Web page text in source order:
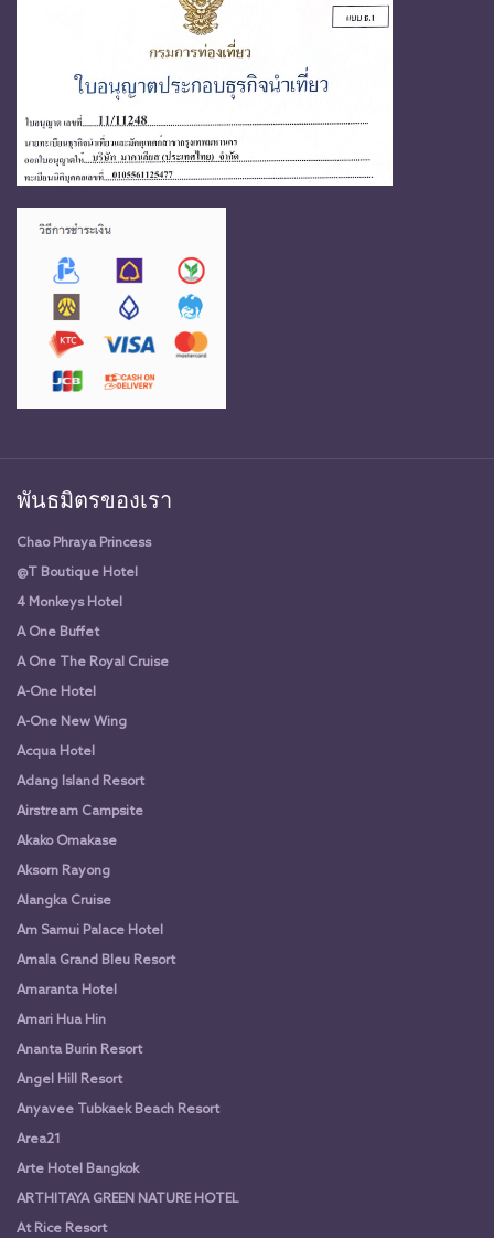
พันธมิตรของเรา
Chao Phraya Princess
@T Boutique Hotel
4 Monkeys Hotel
A One Buffet
A One The Royal Cruise
A-One Hotel
A-One New Wing
Acqua Hotel
Adang Island Resort
Airstream Campsite
Akako Omakase
Aksorn Rayong
Alangka Cruise
Am Samui Palace Hotel
Amala Grand Bleu Resort
Amaranta Hotel
Amari Hua Hin
Ananta Burin Resort
Angel Hill Resort
Anyavee Tubkaek Beach Resort
Area21
Arte Hotel Bangkok
ARTHITAYA GREEN NATURE HOTEL
At Rice Resort